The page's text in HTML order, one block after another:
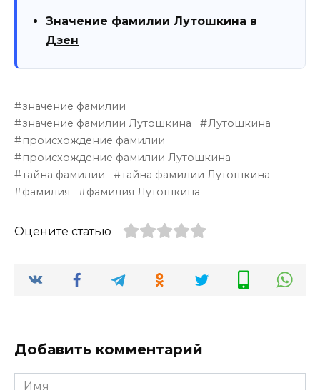
Значение фамилии Лутошкина в
Дзен
значение фамилии
значение фамилии Лутошкина
Лутошкина
происхождение фамилии
происхождение фамилии Лутошкина
тайна фамилии
тайна фамилии Лутошкина
фамилия
фамилия Лутошкина
Оцените статью
Добавить комментарий
Имя